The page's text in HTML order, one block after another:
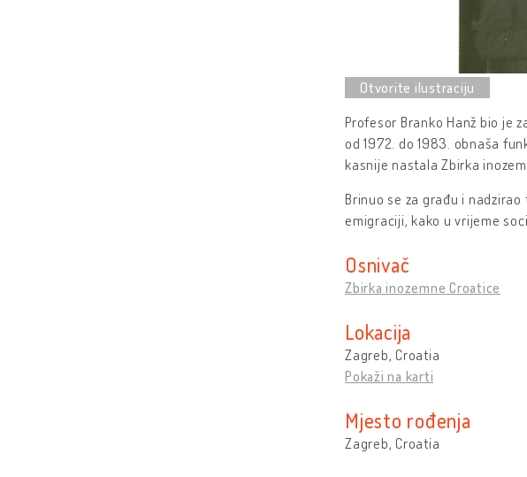
Profesor Branko Hanž bio je
od 1972. do 1983. obnaša
kasnije nastala Zbirka
Brinuo se za građu i nadzirao
emigraciji, kako u vrijeme
Osnivač
Zbirka inozemne Croatice
Lokacija
Zagreb, Croatia
Pokaži na karti
Mjesto rođenja
Zagreb, Croatia